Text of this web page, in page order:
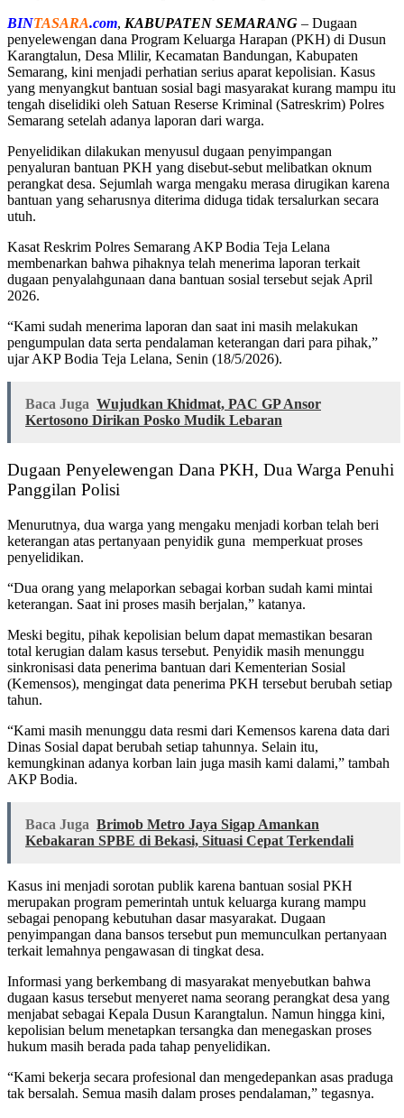
BINTASARA.com, KABUPATEN SEMARANG – Dugaan
penyelewengan dana Program Keluarga Harapan (PKH) di Dusun
Karangtalun, Desa Mlilir, Kecamatan Bandungan, Kabupaten
Semarang, kini menjadi perhatian serius aparat kepolisian. Kasus
yang menyangkut bantuan sosial bagi masyarakat kurang mampu itu
tengah diselidiki oleh Satuan Reserse Kriminal (Satreskrim) Polres
Semarang setelah adanya laporan dari warga.
Penyelidikan dilakukan menyusul dugaan penyimpangan
penyaluran bantuan PKH yang disebut-sebut melibatkan oknum
perangkat desa. Sejumlah warga mengaku merasa dirugikan karena
bantuan yang seharusnya diterima diduga tidak tersalurkan secara
utuh.
Kasat Reskrim Polres Semarang AKP Bodia Teja Lelana
membenarkan bahwa pihaknya telah menerima laporan terkait
dugaan penyalahgunaan dana bantuan sosial tersebut sejak April
2026.
“Kami sudah menerima laporan dan saat ini masih melakukan
pengumpulan data serta pendalaman keterangan dari para pihak,”
ujar AKP Bodia Teja Lelana, Senin (18/5/2026).
Baca Juga Wujudkan Khidmat, PAC GP Ansor
Kertosono Dirikan Posko Mudik Lebaran
Dugaan Penyelewengan Dana PKH, Dua Warga Penuhi
Panggilan Polisi
Menurutnya, dua warga yang mengaku menjadi korban telah beri
keterangan atas pertanyaan penyidik guna memperkuat proses
penyelidikan.
“Dua orang yang melaporkan sebagai korban sudah kami mintai
keterangan. Saat ini proses masih berjalan,” katanya.
Meski begitu, pihak kepolisian belum dapat memastikan besaran
total kerugian dalam kasus tersebut. Penyidik masih menunggu
sinkronisasi data penerima bantuan dari Kementerian Sosial
(Kemensos), mengingat data penerima PKH tersebut berubah setiap
tahun.
“Kami masih menunggu data resmi dari Kemensos karena data dari
Dinas Sosial dapat berubah setiap tahunnya. Selain itu,
kemungkinan adanya korban lain juga masih kami dalami,” tambah
AKP Bodia.
Baca Juga Brimob Metro Jaya Sigap Amankan
Kebakaran SPBE di Bekasi, Situasi Cepat Terkendali
Kasus ini menjadi sorotan publik karena bantuan sosial PKH
merupakan program pemerintah untuk keluarga kurang mampu
sebagai penopang kebutuhan dasar masyarakat. Dugaan
penyimpangan dana bansos tersebut pun memunculkan pertanyaan
terkait lemahnya pengawasan di tingkat desa.
Informasi yang berkembang di masyarakat menyebutkan bahwa
dugaan kasus tersebut menyeret nama seorang perangkat desa yang
menjabat sebagai Kepala Dusun Karangtalun. Namun hingga kini,
kepolisian belum menetapkan tersangka dan menegaskan proses
hukum masih berada pada tahap penyelidikan.
“Kami bekerja secara profesional dan mengedepankan asas praduga
tak bersalah. Semua masih dalam proses pendalaman,” tegasnya.